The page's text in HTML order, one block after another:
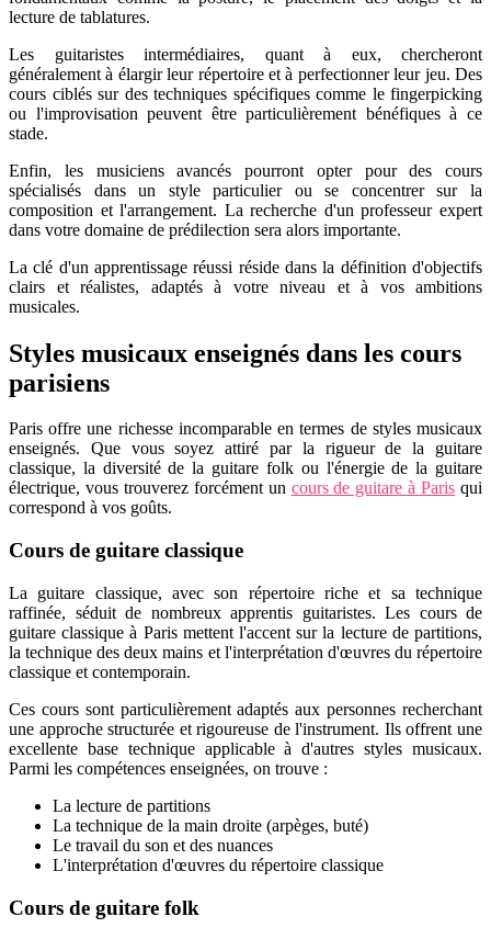
lecture de tablatures.
Les guitaristes intermédiaires, quant à eux, chercheront
généralement à élargir leur répertoire et à perfectionner leur jeu. Des
cours ciblés sur des techniques spécifiques comme le fingerpicking
ou l'improvisation peuvent être particulièrement bénéfiques à ce
stade.
Enfin, les musiciens avancés pourront opter pour des cours
spécialisés dans un style particulier ou se concentrer sur la
composition et l'arrangement. La recherche d'un professeur expert
dans votre domaine de prédilection sera alors importante.
La clé d'un apprentissage réussi réside dans la définition d'objectifs
clairs et réalistes, adaptés à votre niveau et à vos ambitions
musicales.
Styles musicaux enseignés dans les cours
parisiens
Paris offre une richesse incomparable en termes de styles musicaux
enseignés. Que vous soyez attiré par la rigueur de la guitare
classique, la diversité de la guitare folk ou l'énergie de la guitare
électrique, vous trouverez forcément un cours de guitare à Paris qui
correspond à vos goûts.
Cours de guitare classique
La guitare classique, avec son répertoire riche et sa technique
raffinée, séduit de nombreux apprentis guitaristes. Les cours de
guitare classique à Paris mettent l'accent sur la lecture de partitions,
la technique des deux mains et l'interprétation d'œuvres du répertoire
classique et contemporain.
Ces cours sont particulièrement adaptés aux personnes recherchant
une approche structurée et rigoureuse de l'instrument. Ils offrent une
excellente base technique applicable à d'autres styles musicaux.
Parmi les compétences enseignées, on trouve :
La lecture de partitions
La technique de la main droite (arpèges, buté)
Le travail du son et des nuances
L'interprétation d'œuvres du répertoire classique
Cours de guitare folk